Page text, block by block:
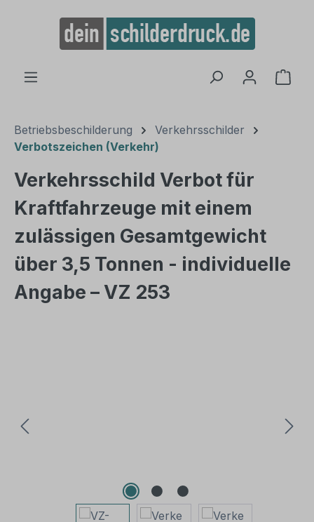
springen
Betriebsbeschilderung
Verkehrsschilder
Verbotszeichen (Verkehr)
Verkehrsschild Verbot für
Kraftfahrzeuge mit einem
zulässigen Gesamtgewicht
über 3,5 Tonnen - individuelle
Angabe – VZ 253